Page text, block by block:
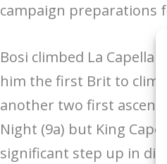
campaign preparations
Bosi climbed La Capella
him the first Brit to
another two first
Night (9a) but King
significant step up in